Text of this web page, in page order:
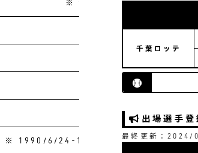
※ 金田正一監督の休養に伴う
※ 1990/6/24-1990/7/22は出場停止処分
千葉ロッテ
出場選手
最終更新：2024/